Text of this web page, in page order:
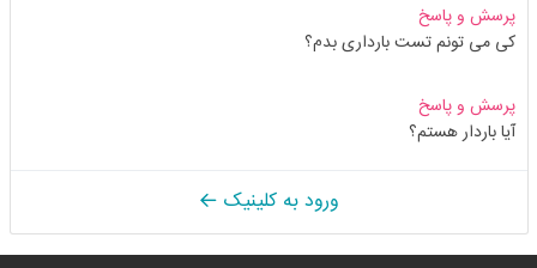
پرسش و پاسخ
کی می تونم تست بارداری بدم؟
پرسش و پاسخ
آیا باردار هستم؟
ورود به کلینیک